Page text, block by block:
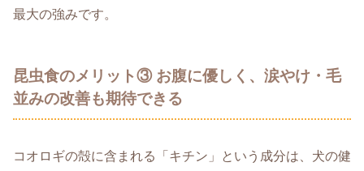
最大の強みです。
昆虫食のメリット③ お腹に優しく、涙やけ・毛
並みの改善も期待できる
コオロギの殻に含まれる「キチン」という成分は、犬の健